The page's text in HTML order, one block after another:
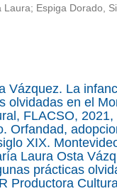
Espiga Dorado,
Vázquez. La
olvidadas en el
FLACSO,
Orfandad,
XIX.
Laura Osta
prácticas
Productora